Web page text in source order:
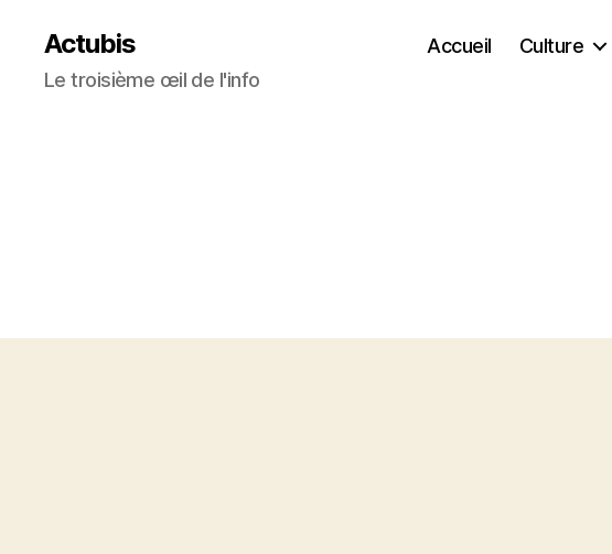
Actubis
Le troisième œil de l'info
Accueil Culture